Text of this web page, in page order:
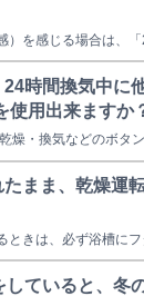
時間換気中に
使用出来ますか
まま、乾燥運
していると、冬